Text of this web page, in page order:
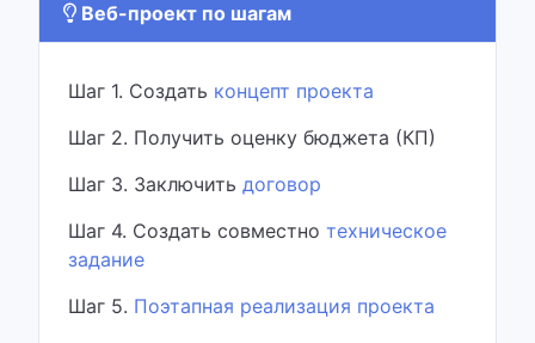
Веб-проект по шагам
Шаг 1. Создать концепт проекта
Шаг 2. Получить оценку бюджета (КП)
Шаг 3. Заключить договор
Шаг 4. Создать совместно техническое
задание
Шаг 5. Поэтапная реализация проекта